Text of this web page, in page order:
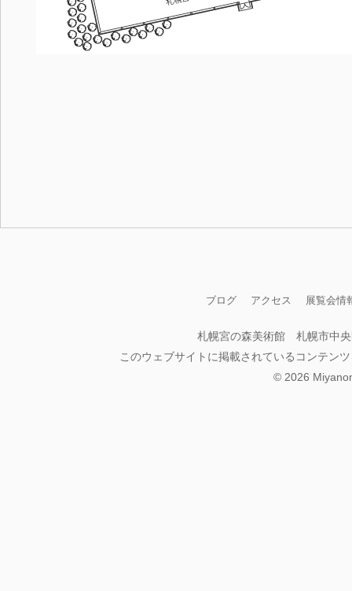
ブログ アクセス 展覧会情
札幌宮の森美術館 札幌市中
このウェブサイトに掲載されているコンテン
© 2026